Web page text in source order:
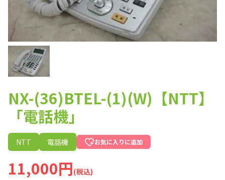
NX-(36)BTEL-(1)(W)【NTT】
「電話機」
NTT 電話機 お気に入りに追加
11,000円(税込)